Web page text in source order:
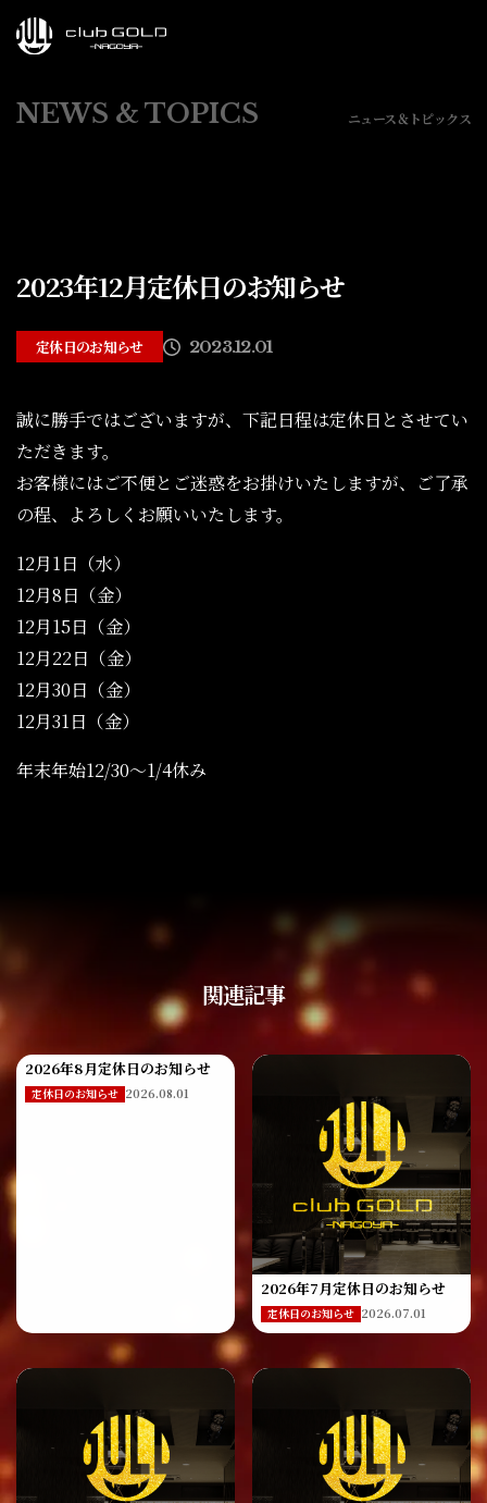
NEWS & TOPICS ニュース＆トピックス
2023年12月定休日のお知らせ
定休日のお知らせ 2023.12.01
誠に勝手ではございますが、下記日程は定休日とさせてい
ただきます。
お客様にはご不便とご迷惑をお掛けいたしますが、ご了承
の程、よろしくお願いいたします。
12月1日（水）
12月8日（金）
12月15日（金）
12月22日（金）
12月30日（金）
12月31日（金）
年末年始12/30～1/4休み
関連記事
2026年8月定休日のお知らせ
定休日のお知らせ 2026.08.01
2026年7月定休日のお知らせ
定休日のお知らせ 2026.07.01